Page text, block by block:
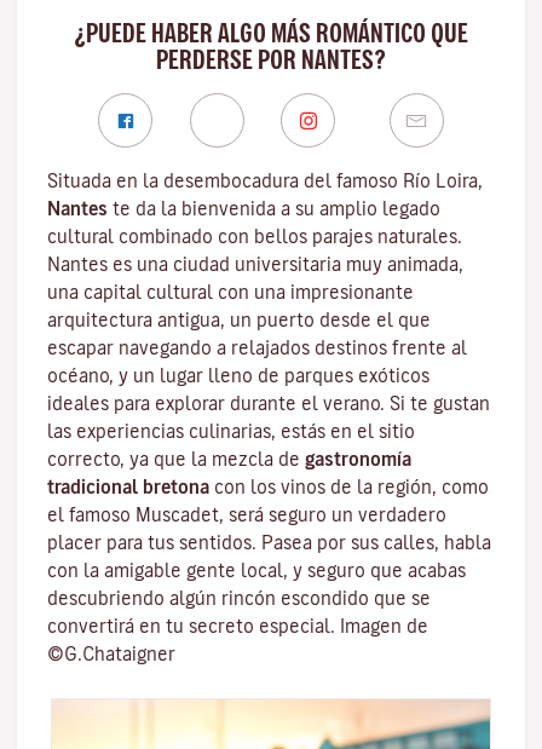
¿PUEDE HABER ALGO MÁS ROMÁNTICO QUE
PERDERSE POR NANTES?
Situada en la desembocadura del famoso Río Loira,
Nantes te da la bienvenida a su amplio legado
cultural combinado con bellos parajes naturales.
Nantes es una ciudad universitaria muy animada,
una capital cultural con una impresionante
arquitectura antigua, un puerto desde el que
escapar navegando a relajados destinos frente al
océano, y un lugar lleno de parques exóticos
ideales para explorar durante el verano. Si te gustan
las experiencias culinarias, estás en el sitio
correcto, ya que la mezcla de gastronomía
tradicional bretona con los vinos de la región, como
el famoso Muscadet, será seguro un verdadero
placer para tus sentidos. Pasea por sus calles, habla
con la amigable gente local, y seguro que acabas
descubriendo algún rincón escondido que se
convertirá en tu secreto especial. Imagen de
©G.Chataigner